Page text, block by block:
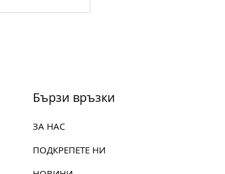
Бързи връзки
ЗА НАС
ПОДКРЕПЕТЕ НИ